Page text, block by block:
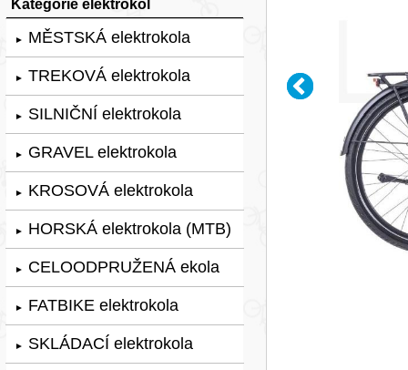
► MĚSTSKÁ elektrokola
► TREKOVÁ elektrokola
► SILNIČNÍ elektrokola
► GRAVEL elektrokola
► KROSOVÁ elektrokola
► HORSKÁ elektrokola (MTB)
► CELOODPRUŽENÁ ekola
► FATBIKE elektrokola
► SKLÁDACÍ elektrokola